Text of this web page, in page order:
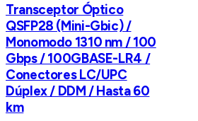
Transceptor Óptico
QSFP28 (Mini-Gbic) /
Monomodo 1310 nm / 100
Gbps / 100GBASE-LR4 /
Conectores LC/UPC
Dúplex / DDM / Hasta 60
km